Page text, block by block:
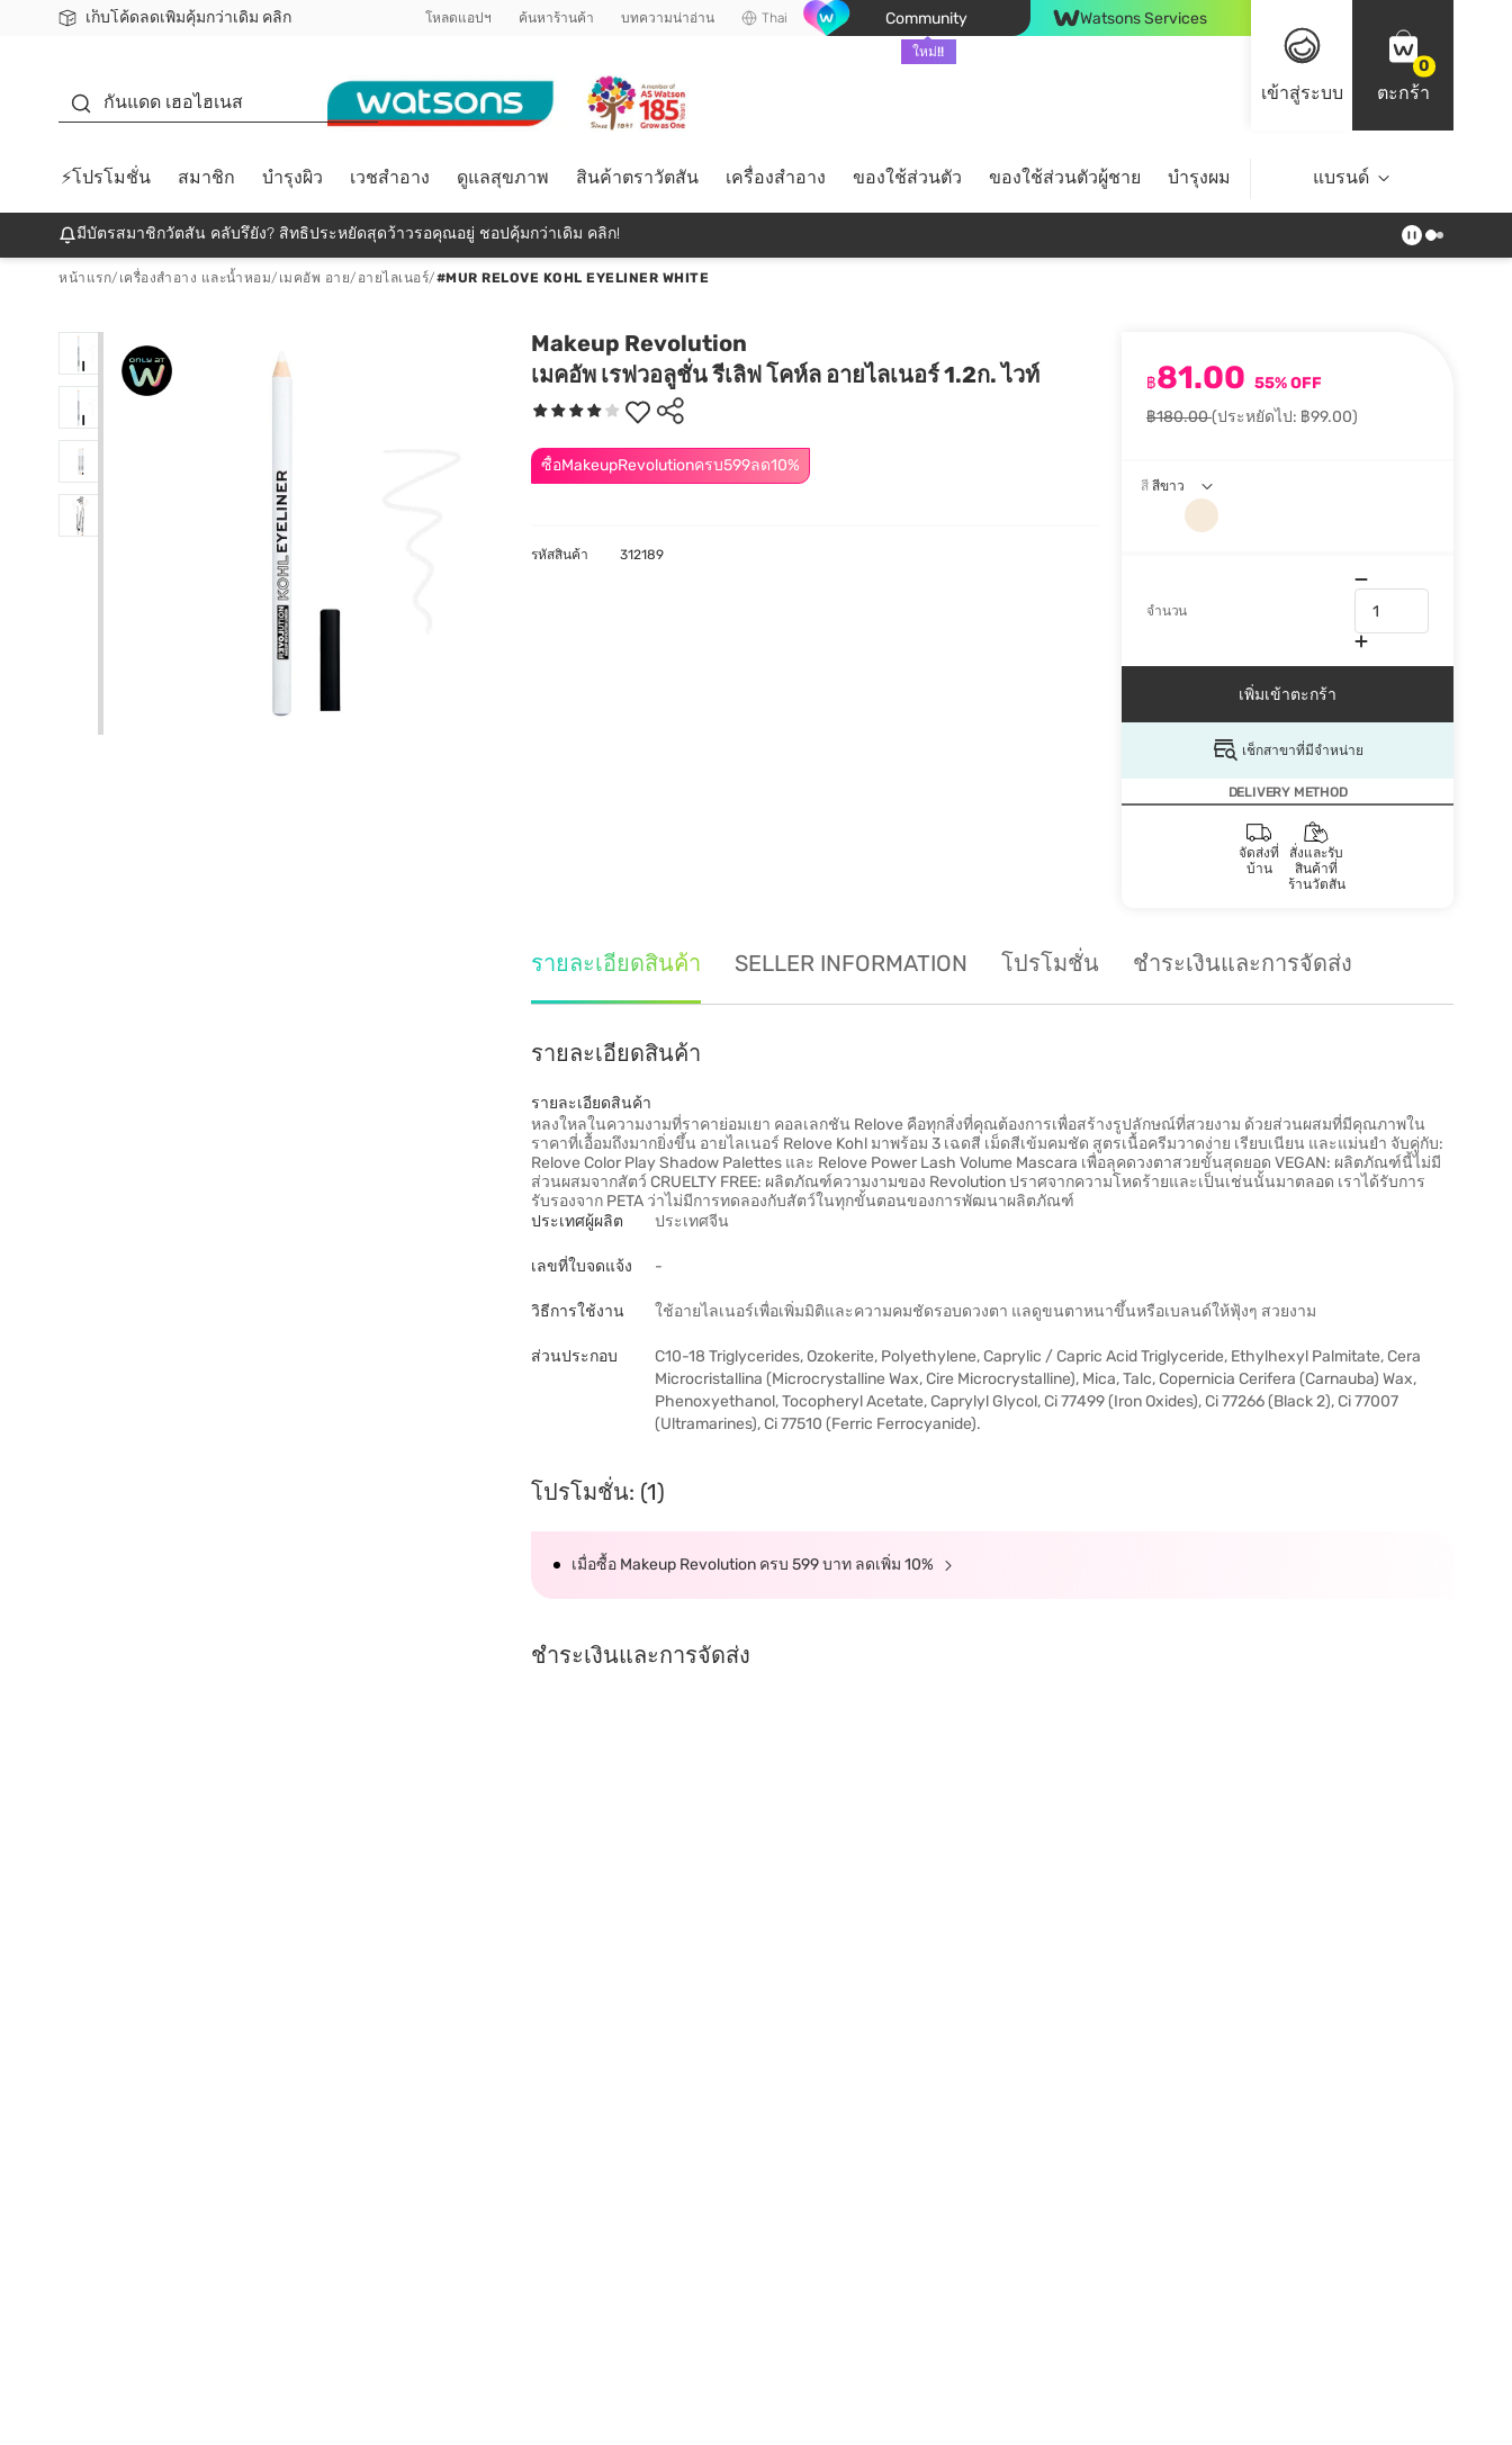
เก็บโค้ดลดเพิ่มคุ้มกว่าเดิม คลิก
ชอปออนไลน์ครั้งแรก ลดเพิ่มจุก ๆ 10%! 🎉
📦ส่งฟรี! เมื่อชอป 499฿
สมาชิกวัตสัน คลับดียังไง? โหลดแอปฯ ค้นหาร้านค้า บทความน่าอ่าน Thai Community
ใหม่!!
Watsons Services
เข้าสู่ระบบ
0
ตะกร้า
กันแดด เฮอไฮเนส
⚡โปรโมชั่น สมาชิก บำรุงผิว เวชสำอาง ดูแลสุขภาพ สินค้าตราวัตสัน เครื่องสำอาง ของใช้ส่วนตัว ของใช้ส่วนตัวผู้ชาย บำรุงผม ไลฟ์สไตล์ Top Brands
แบรนด์
มีบัตรสมาชิกวัตสัน คลับรึยัง? สิทธิประหยัดสุดว้าวรอคุณอยู่ ชอปคุ้มกว่าเดิม คลิก!
หน้าแรก/ เครื่องสำอาง และน้ำหอม/ เมคอัพ อาย/ อายไลเนอร์/#MUR RELOVE KOHL EYELINER WHITE
Makeup Revolution
เมคอัพ เรฟวอลูชั่น รีเลิฟ โคห์ล อายไลเนอร์ 1.2ก. ไวท์
ซื้อMakeupRevolutionครบ599ลด10%
฿81.00 55% OFF
฿180.00(ประหยัดไป: ฿99.00)
สี สีขาว
จำนวน
เพิ่มเข้าตะกร้า
เช็กสาขาที่มีจำหน่าย
DELIVERY METHOD
จัดส่งที่
บ้าน
สั่งและรับ
สินค้าที่
ร้านวัตสัน
รหัสสินค้า 312189
รายละเอียดสินค้า SELLER INFORMATION โปรโมชั่น ชำระเงินและการจัดส่ง
รายละเอียดสินค้า
รายละเอียดสินค้า
หลงใหลในความงามที่ราคาย่อมเยา คอลเลกชัน Relove คือทุกสิ่งที่คุณต้องการเพื่อสร้างรูปลักษณ์ที่สวยงาม ด้วยส่วนผสมที่มีคุณภาพใน
ราคาที่เอื้อมถึงมากยิ่งขึ้น อายไลเนอร์ Relove Kohl มาพร้อม 3 เฉดสี เม็ดสีเข้มคมชัด สูตรเนื้อครีมวาดง่าย เรียบเนียน และแม่นยำ จับคู่กับ:
Relove Color Play Shadow Palettes และ Relove Power Lash Volume Mascara เพื่อลุคดวงตาสวยขั้นสุดยอด VEGAN: ผลิตภัณฑ์นี้ไม่มี
ส่วนผสมจากสัตว์ CRUELTY FREE: ผลิตภัณฑ์ความงามของ Revolution ปราศจากความโหดร้ายและเป็นเช่นนั้นมาตลอด เราได้รับการ
รับรองจาก PETA ว่าไม่มีการทดลองกับสัตว์ในทุกขั้นตอนของการพัฒนาผลิตภัณฑ์
ประเทศผู้ผลิต
ประเทศจีน
เลขที่ใบจดแจ้ง -
วิธีการใช้งาน ใช้อายไลเนอร์เพื่อเพิ่มมิติและความคมชัดรอบดวงตา แลดูขนตาหนาขึ้นหรือเบลนด์ให้ฟุ้งๆ สวยงาม
ส่วนประกอบ
C10-18 Triglycerides, Ozokerite, Polyethylene, Caprylic / Capric Acid Triglyceride, Ethylhexyl Palmitate, Cera
Microcristallina (Microcrystalline Wax, Cire Microcrystalline), Mica, Talc, Copernicia Cerifera (Carnauba) Wax,
Phenoxyethanol, Tocopheryl Acetate, Caprylyl Glycol, Ci 77499 (Iron Oxides), Ci 77266 (Black 2), Ci 77007
(Ultramarines), Ci 77510 (Ferric Ferrocyanide).
โปรโมชั่น: (1)
เมื่อซื้อ Makeup Revolution ครบ 599 บาท ลดเพิ่ม 10%
ชำระเงินและการจัดส่ง